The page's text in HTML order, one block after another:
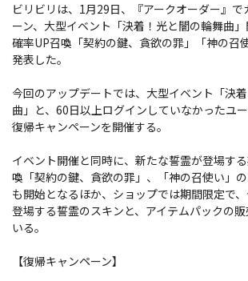
ビリビリは、1月29日、『アークオーダー』
ーン、大型イベント「決着！光と闇の輪舞曲
確率UP召喚「契約の鍵、貪欲の罪」「神の召
発表した。
今回のアップデートでは、大型イベント「決
曲」と、60日以上ログインしていなかったユ
復帰キャンペーンを開催する。
イベント開催と同時に、新たな誓霊が登場す
喚「契約の鍵、貪欲の罪」、「神の召使い」
も開始となるほか、ショップでは期間限定で
登場する誓霊のスキンと、アイテムパックの
いる。
【復帰キャンペーン】